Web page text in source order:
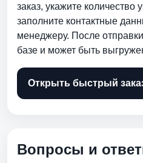
заказ, укажите количество
заполните контактные
менеджеру. После
базе и может быть
Открыть быстрый
Вопросы и